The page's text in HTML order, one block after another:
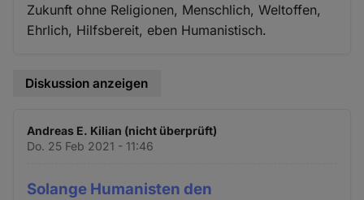
Zukunft ohne Religionen, Menschlich, Weltoffen,
Ehrlich, Hilfsbereit, eben Humanistisch.
Diskussion anzeigen
Andreas E. Kilian (nicht überprüft)
Do. 25 Feb 2021 - 11:46
Solange Humanisten den